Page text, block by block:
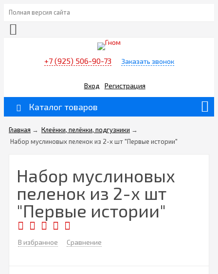
Полная версия сайта
+7 (925) 506-90-73 Заказать звонок
Вход Регистрация
Каталог товаров
Главная → Клеёнки, пелёнки, подгузники →
Набор муслиновых пеленок из 2-х шт "Первые истории"
Набор муслиновых
пеленок из 2-х шт
"Первые истории"
В избранное Сравнение